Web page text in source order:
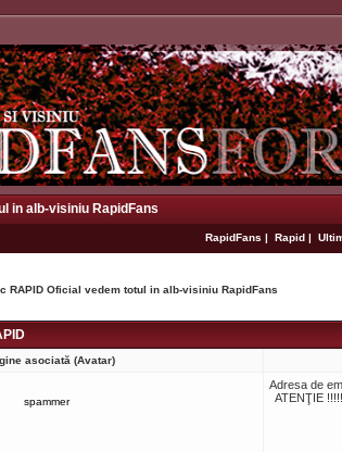
in alb-visiniu RapidFans
RapidFans | Rapid |
RAPID Oficial vedem totul in alb-visiniu RapidFans
asociată (Avatar)
spammer
Adresa de
ATENŢIE